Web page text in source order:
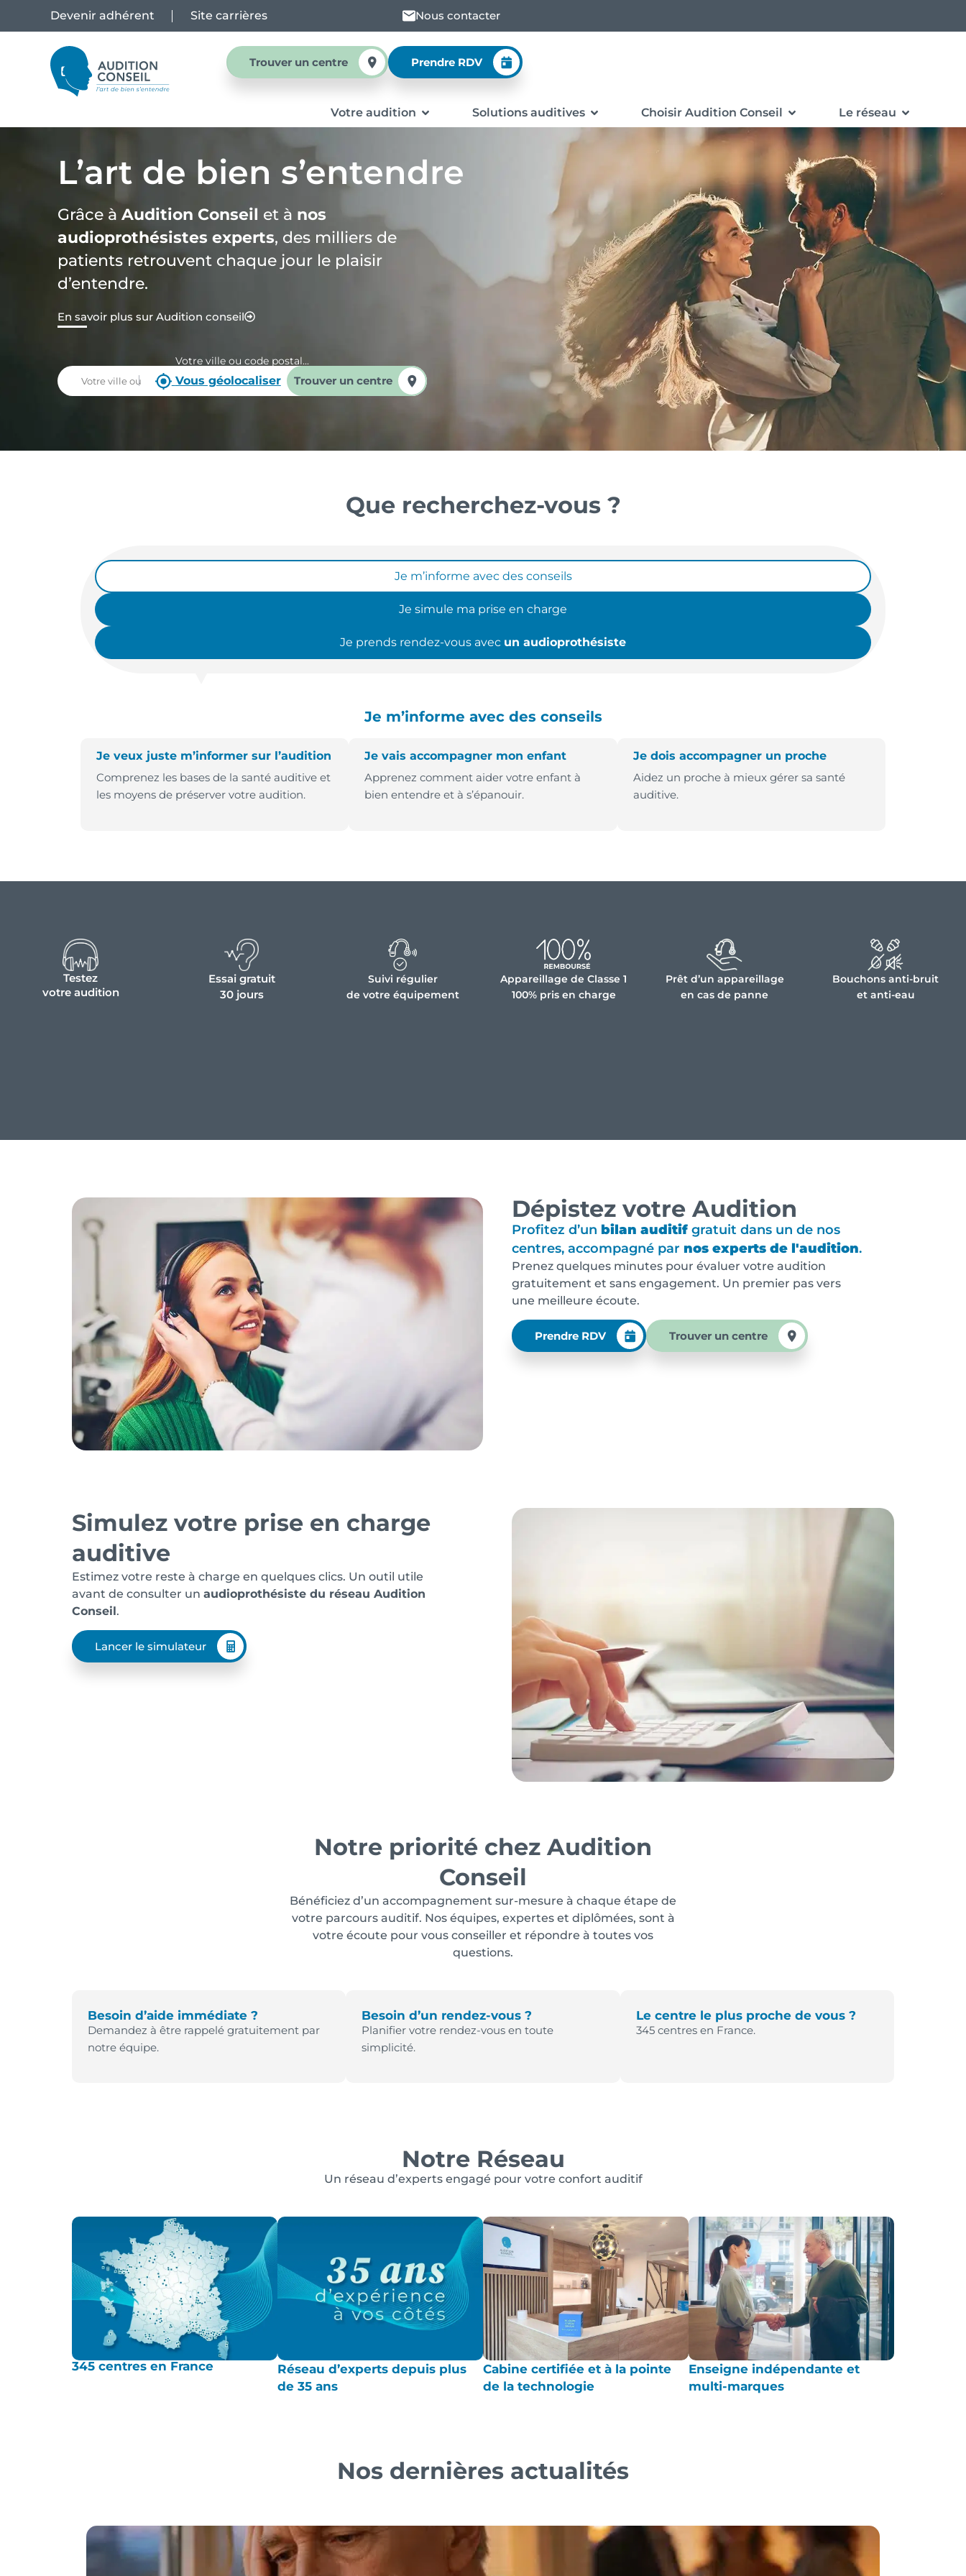
Devenir adhérent Site carrières Nous contacter
Trouver un centre Prendre RDV
Votre audition Solutions auditives Choisir Audition Conseil Le réseau
L’art de bien s’entendre
Grâce à Audition Conseil et à nos
audioprothésistes experts, des milliers de
patients retrouvent chaque jour le plaisir
d’entendre.
En savoir plus sur Audition conseil
Votre ville ou code postal...
Vous géolocaliser Trouver un centre
Que recherchez-vous ?
Je m’informe avec des conseils
Je simule ma prise en charge
Je prends rendez-vous avec un audioprothésiste
Je m’informe avec des conseils
Je veux juste m’informer sur l’audition
Comprenez les bases de la santé auditive et
les moyens de préserver votre audition.
Je vais accompagner mon enfant
Apprenez comment aider votre enfant à
bien entendre et à s’épanouir.
Je dois accompagner un proche
Aidez un proche à mieux gérer sa santé
auditive.
Testez
votre audition
Essai gratuit
30 jours
Suivi régulier
de votre équipement
Appareillage de Classe 1
100% pris en charge
Prêt d’un appareillage
en cas de panne
Bouchons anti-bruit
et anti-eau
Dépistez votre Audition
Profitez d’un bilan auditif gratuit dans un de nos
centres, accompagné par nos experts de l'audition.
Prenez quelques minutes pour évaluer votre audition
gratuitement et sans engagement. Un premier pas vers
une meilleure écoute.
Prendre RDV Trouver un centre
Simulez votre prise en charge
auditive
Estimez votre reste à charge en quelques clics. Un outil utile
avant de consulter un audioprothésiste du réseau Audition
Conseil.
Lancer le simulateur
Notre priorité chez Audition
Conseil
Bénéficiez d’un accompagnement sur-mesure à chaque étape de
votre parcours auditif. Nos équipes, expertes et diplômées, sont à
votre écoute pour vous conseiller et répondre à toutes vos
questions.
Besoin d’aide immédiate ?
Demandez à être rappelé gratuitement par
notre équipe.
Besoin d’un rendez-vous ?
Planifier votre rendez-vous en toute
simplicité.
Le centre le plus proche de vous ?
345 centres en France.
Notre Réseau
Un réseau d’experts engagé pour votre confort auditif
345 centres en France
Réseau d’experts depuis plus
de 35 ans
Cabine certifiée et à la pointe
de la technologie
Enseigne indépendante et
multi-marques
Nos dernières actualités